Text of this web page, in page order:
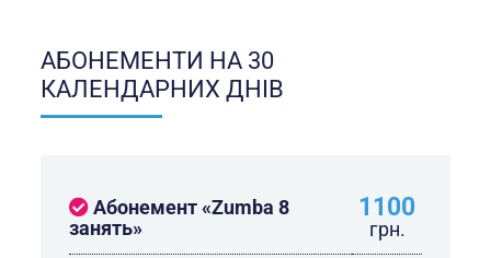
АБОНЕМЕНТИ НА 30
КАЛЕНДАРНИХ ДНІВ
Абонемент «Zumba 8
занять»
1100
грн.